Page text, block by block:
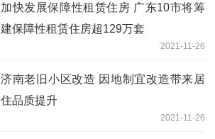
加快发展保障性租赁住房 广东10市将筹
建保障性租赁住房超129万套
2021-11-26
济南老旧小区改造 因地制宜改造带来居
住品质提升
2021-11-26